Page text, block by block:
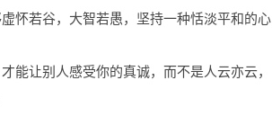
怀若谷，大智若愚，坚持一种恬淡平和的心
能让别人感受你的真诚，而不是人云亦云，